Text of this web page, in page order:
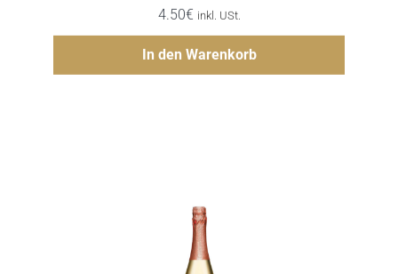
4.50€ inkl. USt.
In den Warenkorb
Hinzufügen